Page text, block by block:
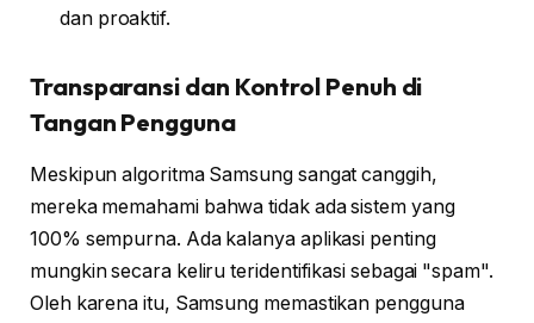
dan proaktif.
Transparansi dan Kontrol Penuh di
Tangan Pengguna
Meskipun algoritma Samsung sangat canggih,
mereka memahami bahwa tidak ada sistem yang
100% sempurna. Ada kalanya aplikasi penting
mungkin secara keliru teridentifikasi sebagai "spam".
Oleh karena itu, Samsung memastikan pengguna